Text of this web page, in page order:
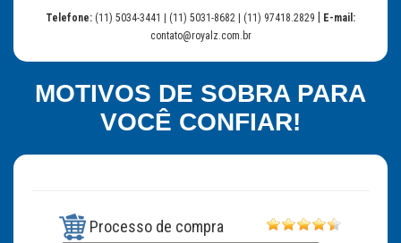
Telefone: (11) 5034-3441 | (11) 5031-8682 | (11) 97418.2829
E-mail:
contato@royalz.com.br
MOTIVOS DE SOBRA PARA
VOCÊ CONFIAR!
Processo de compra